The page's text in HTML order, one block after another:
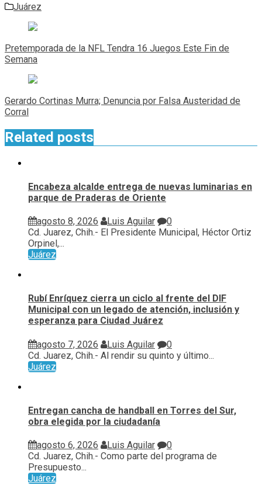
Juárez
Navegación
de
entradas
Pretemporada de la NFL Tendra 16 Juegos Este Fin de
Semana
Gerardo Cortinas Murra; Denuncia por Falsa Austeridad de
Corral
Related posts
Encabeza alcalde entrega de nuevas luminarias en
parque de Praderas de Oriente
agosto 8, 2026 Luis Aguilar
0
Cd. Juarez, Chih.- El Presidente Municipal, Héctor Ortiz
Orpinel,...
Juárez
Rubí Enríquez cierra un ciclo al frente del DIF
Municipal con un legado de atención, inclusión y
esperanza para Ciudad Juárez
agosto 7, 2026 Luis Aguilar
0
Cd. Juarez, Chih.- Al rendir su quinto y último...
Juárez
Entregan cancha de handball en Torres del Sur,
obra elegida por la ciudadanía
agosto 6, 2026 Luis Aguilar
0
Cd. Juarez, Chih.- Como parte del programa de
Presupuesto...
Juárez